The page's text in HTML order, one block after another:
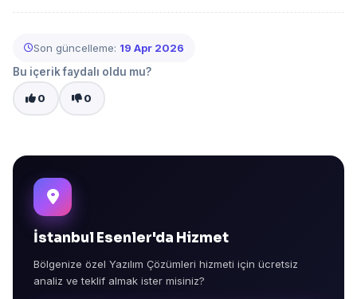
Son güncelleme: 19 Apr 2026
Bu içerik faydalı oldu mu?
0 0
İstanbul Esenler'da Hizmet
Bölgenize özel Yazılım Çözümleri hizmeti için ücretsiz
analiz ve teklif almak ister misiniz?